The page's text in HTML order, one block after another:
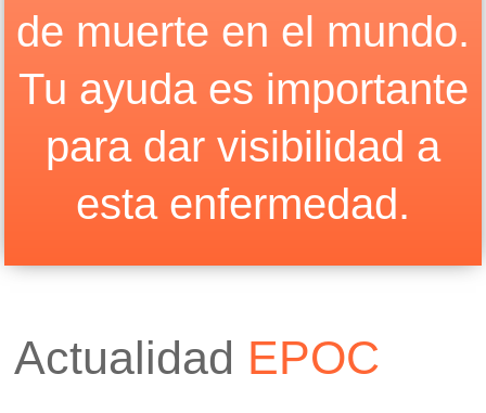
de muerte en el mundo.
Tu ayuda es importante
para dar visibilidad a
esta enfermedad.
Actualidad EPOC